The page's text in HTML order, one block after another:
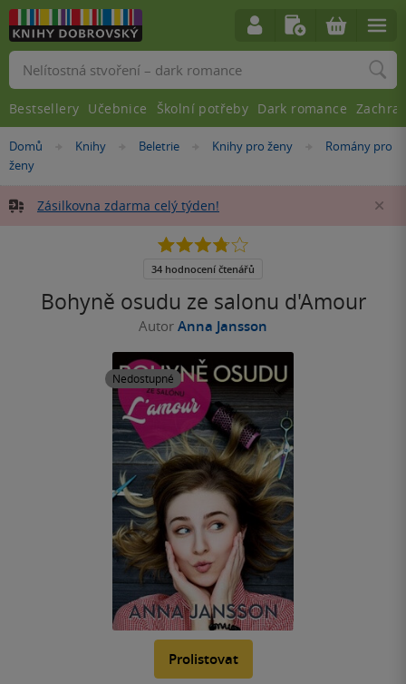
Nacházíte
se
Domů »
Knihy »
Beletrie »
Knihy pro ženy »
Romány pro
ženy
Zásilkovna zdarma celý týden!
Bohyně osudu ze salonu d'Amour
Autor Anna Jansson
Nedostupné
Prolistovat
3.8
5
34 hodnocení čtenářů
Vyhledávání
Bestsellery Učebnice Školní potřeby Dark romance